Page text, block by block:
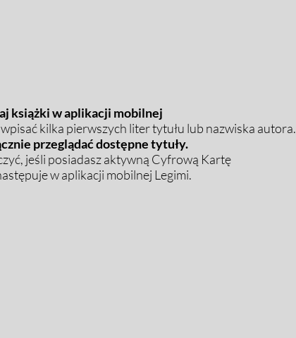
książki w aplikacji mobilnej
kilka pierwszych liter tytułu lub nazwiska autora.
przeglądać dostępne tytuły.
jeśli posiadasz aktywną Cyfrową Kartę
w aplikacji mobilnej Legimi.